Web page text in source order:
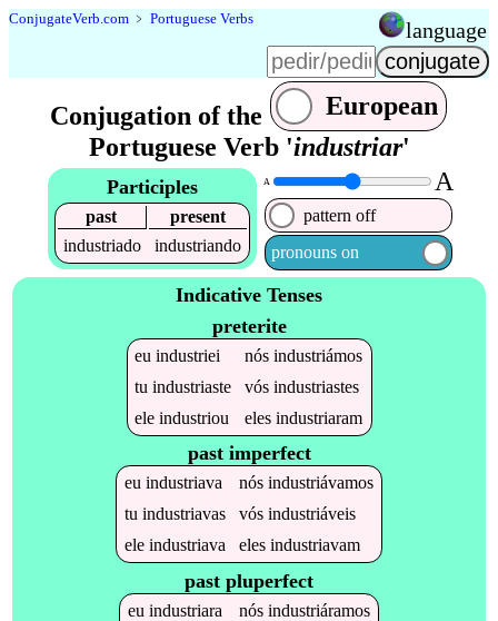
ConjugateVerb.com ﹥ Portuguese Verbs language
Conjugation of the
European
Portuguese Verb 'industriar'
Participles
past
present
industriado
industriando
A A
pattern off
pronouns on
Indicative Tenses
preterite
euindustriei nósindustriámos
tuindustriaste vósindustriastes
eleindustriou elesindustriaram
past imperfect
eu industriava nós industriávamos
tu industriavas vós industriáveis
ele industriava eles industriavam
past pluperfect
eu industriara nós industriáramos